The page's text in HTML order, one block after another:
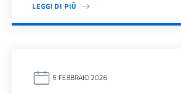
LEGGI DI PIÙ
5 FEBBRAIO 2026